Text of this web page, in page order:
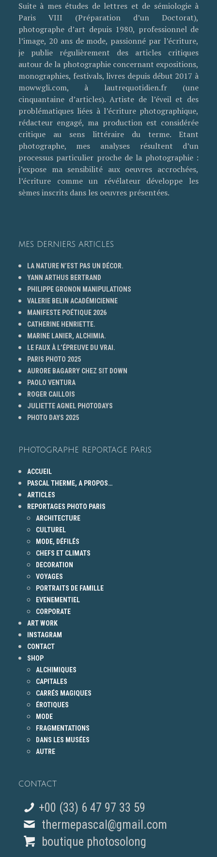
Suite à mes études de lettres et de sémiologie à
Paris VIII (Préparation d’un Doctorat),
photographe d’art depuis 1980, professionnel de
l’image, 20 ans de mode, passionné par l’écriture,
je publie régulièrement des articles critiques
autour de la photographie concernant expositions,
monographies, festivals, livres depuis début 2017 à
mowwgli.com, à lautrequotidien.fr (une
cinquantaine d’articles). Artiste de l’éveil et des
problématiques liées à l’écriture photographique,
rédacteur engagé, ma production est considérée
critique au sens littéraire du terme. Etant
photographe, mes analyses résultent d’un
processus particulier proche de la photographie :
j’expose ma sensibilité aux oeuvres accrochées,
l’écriture comme un révélateur développe les
sèmes inscrits dans les oeuvres présentées.
MES DERNIERS ARTICLES
LA NATURE N’EST PAS UN DÉCOR.
YANN ARTHUS BERTRAND
PHILIPPE GRONON MANIPULATIONS
VALERIE BELIN ACADÉMICIENNE
MANIFESTE POÉTIQUE 2026
CATHERINE HENRIETTE.
MARINE LANIER, ALCHIMIA.
LE FAUX À L’ÉPREUVE DU VRAI.
PARIS PHOTO 2025
AURORE BAGARRY CHEZ SIT DOWN
PAOLO VENTURA
ROGER CAILLOIS
JULIETTE AGNEL PHOTODAYS
PHOTO DAYS 2025
PHOTOGRAPHE REPORTAGE PARIS
ACCUEIL
PASCAL THERME, A PROPOS…
ARTICLES
REPORTAGES PHOTO PARIS
ARCHITECTURE
CULTUREL
MODE, DÉFILÉS
CHEFS ET CLIMATS
DECORATION
VOYAGES
PORTRAITS DE FAMILLE
EVENEMENTIEL
CORPORATE
ART WORK
INSTAGRAM
CONTACT
SHOP
ALCHIMIQUES
CAPITALES
CARRÉS MAGIQUES
ÉROTIQUES
MODE
FRAGMENTATIONS
DANS LES MUSÉES
AUTRE
CONTACT
+00 (33) 6 47 97 33 59
thermepascal@gmail.com
boutique photosolong